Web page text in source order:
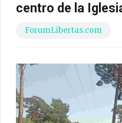
centro de la
ForumLibertas.com